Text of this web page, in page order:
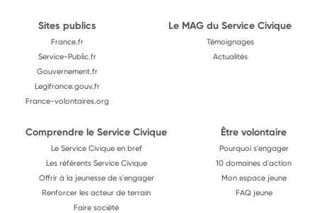
Sites publics
France.fr
Service-Public.fr
Gouvernement.fr
Legifrance.gouv.fr
France-volontaires.org
Le MAG du Service Civique
Témoignages
Actualités
Comprendre le Service Civique
Le Service Civique en bref
Les référents Service Civique
Offrir à la jeunesse de s'engager
Renforcer les acteur de terrain
Faire société
Être volontaire
Pourquoi s'engager
10 domaines d'action
Mon espace jeune
FAQ jeune